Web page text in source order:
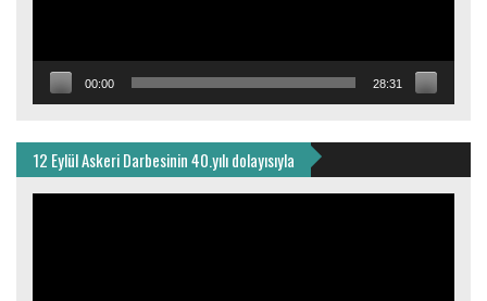
00:00 28:31
12 Eylül Askeri Darbesinin 40.yılı dolayısıyla